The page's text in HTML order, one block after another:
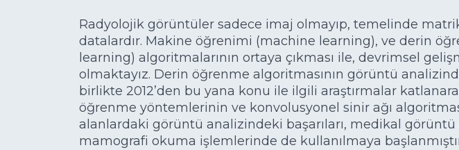
Radyolojik görüntüler sadece imaj olmayıp, temelinde
datalardır. Makine öğrenimi (machine learning), ve derin
learning) algoritmalarının ortaya çıkması ile, devrimsel
olmaktayız. Derin öğrenme algoritmasının görüntü
birlikte 2012’den bu yana konu ile ilgili araştırmalar
öğrenme yöntemlerinin ve konvolusyonel sinir ağı
alanlardaki görüntü analizindeki başarıları, medikal
mamografi okuma işlemlerinde de kullanılmaya